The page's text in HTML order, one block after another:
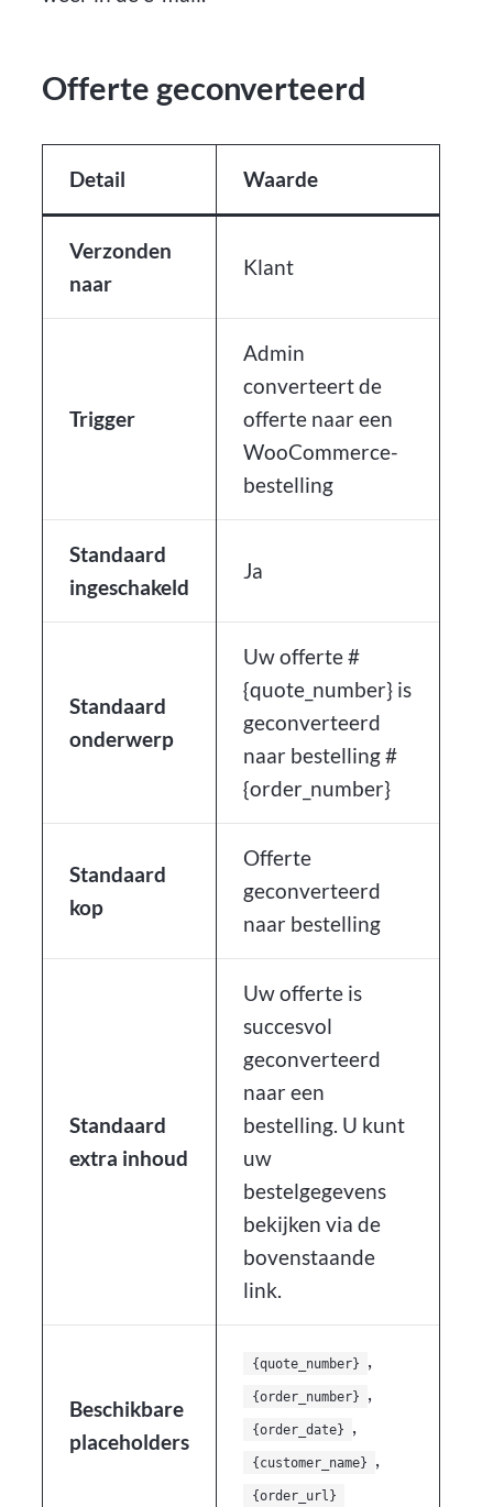
Offerte geconverteerd
Detail Waarde
Verzonden
naar
Klant
Trigger
Admin
converteert de
offerte naar een
WooCommerce-
bestelling
Standaard
ingeschakeld
Ja
Standaard
onderwerp
Uw offerte #
{quote_number} is
geconverteerd
naar bestelling #
{order_number}
Standaard
kop
Offerte
geconverteerd
naar bestelling
Standaard
extra inhoud
Uw offerte is
succesvol
geconverteerd
naar een
bestelling. U kunt
uw
bestelgegevens
bekijken via de
bovenstaande
link.
Beschikbare
placeholders
{quote_number} ,
{order_number} ,
{order_date} ,
{customer_name} ,
{order_url}